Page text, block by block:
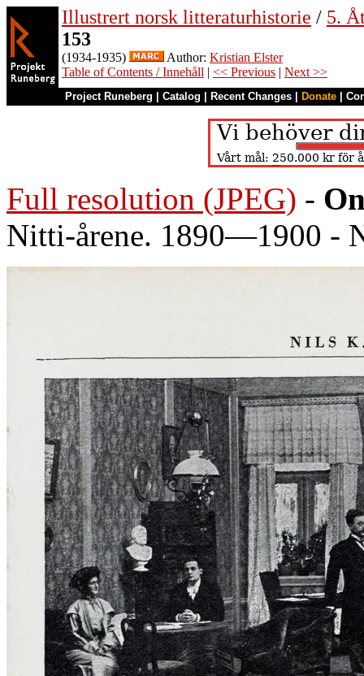
Illustrert norsk litteraturhistorie / 5.
153
(1934-1935) Author: Kristian Elster
Table of Contents / Innehåll | << Previous | Next >>
Project Runeberg Catalog Recent Changes Donate
Full resolution (JPEG) -
Nitti-årene. 1890—1900 -